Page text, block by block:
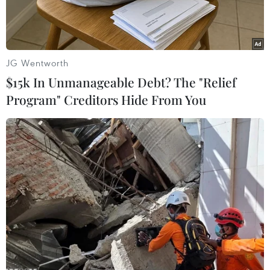
Neo đậu tàu thuyền tránh trú bão. Ảnh minh họa. (Nguồn:
TTXVN)
Theo Trung tâm dự báo khí tượng thủy văn
Trung ương, vào hồi 13 giờ ngày 26/11, vị trí
tâm bão số 9 ở vào khoảng 13,8 độ Vĩ Bắc; 117,8
JG Wentworth
$15k In Unmanageable Debt? The "Relief
Program" Creditors Hide From You